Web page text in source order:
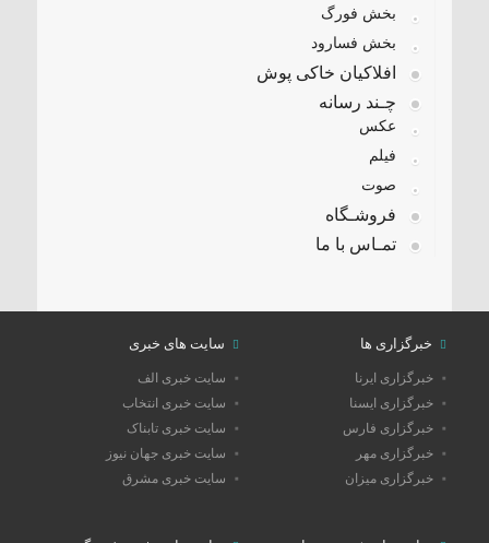
بخش فورگ
بخش فسارود
افلاکیان خاکی پوش
چـند رسانه
عکس
فیلم
صوت
فروشـگاه
تمـاس با ما
خبرگزاری ها
خبرگزاری ایرنا
خبرگزاری ایسنا
خبرگزاری فارس
خبرگزاری مهر
خبرگزاری میزان
سایت های خبری
سایت خبری الف
سایت خبری انتخاب
سایت خبری تابناک
سایت خبری جهان نیوز
سایت خبری مشرق